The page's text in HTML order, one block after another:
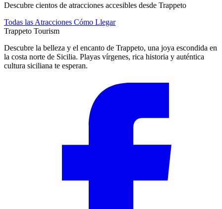
Descubre cientos de atracciones accesibles desde Trappeto
Todas las Atracciones Cómo Llegar
Trappeto Tourism
Descubre la belleza y el encanto de Trappeto, una joya escondida en
la costa norte de Sicilia. Playas vírgenes, rica historia y auténtica
cultura siciliana te esperan.